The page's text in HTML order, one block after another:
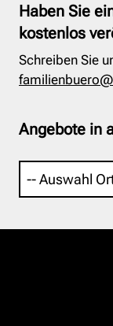
Haben Sie
kostenlos
Schreiben Sie
Angebote in